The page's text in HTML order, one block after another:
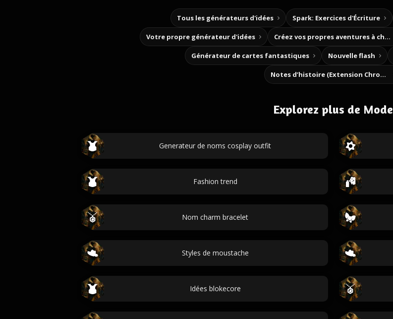
Tous les générateurs d'idées Spark: Exercices d'Écriture
Votre propre générateur d'idées Créez vos propres aventures à choix
Générateur de cartes fantastiques Nouvelle flash
Notes d’histoire (Extension Chrome)
Explorez plus de Mode
Generateur de noms cosplay outfit
Fashion trend
Nom charm bracelet
Styles de moustache
Idées blokecore